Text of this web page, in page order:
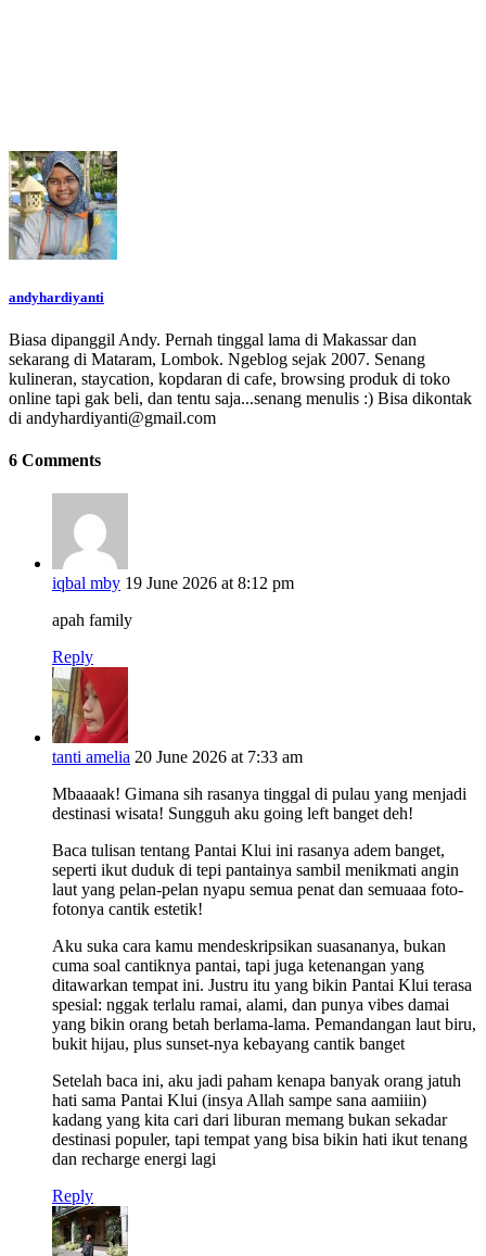
andyhardiyanti
Biasa dipanggil Andy. Pernah tinggal lama di Makassar dan
sekarang di Mataram, Lombok. Ngeblog sejak 2007. Senang
kulineran, staycation, kopdaran di cafe, browsing produk di toko
online tapi gak beli, dan tentu saja...senang menulis :) Bisa dikontak
di andyhardiyanti@gmail.com
6 Comments
iqbal mby 19 June 2026 at 8:12 pm
apah family
Reply
tanti amelia 20 June 2026 at 7:33 am
Mbaaaak! Gimana sih rasanya tinggal di pulau yang menjadi
destinasi wisata! Sungguh aku going left banget deh!
Baca tulisan tentang Pantai Klui ini rasanya adem banget,
seperti ikut duduk di tepi pantainya sambil menikmati angin
laut yang pelan-pelan nyapu semua penat dan semuaaa foto-
fotonya cantik estetik!
Aku suka cara kamu mendeskripsikan suasananya, bukan
cuma soal cantiknya pantai, tapi juga ketenangan yang
ditawarkan tempat ini. Justru itu yang bikin Pantai Klui terasa
spesial: nggak terlalu ramai, alami, dan punya vibes damai
yang bikin orang betah berlama-lama. Pemandangan laut biru,
bukit hijau, plus sunset-nya kebayang cantik banget
Setelah baca ini, aku jadi paham kenapa banyak orang jatuh
hati sama Pantai Klui (insya Allah sampe sana aamiiin)
kadang yang kita cari dari liburan memang bukan sekadar
destinasi populer, tapi tempat yang bisa bikin hati ikut tenang
dan recharge energi lagi
Reply